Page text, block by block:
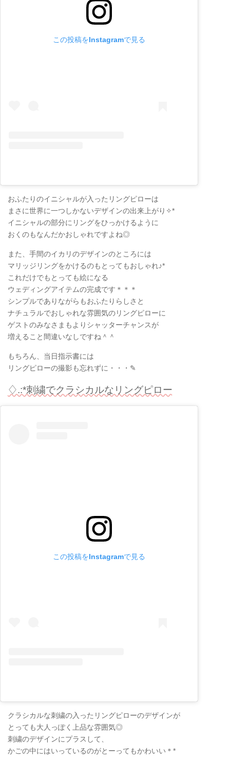
この投稿をInstagramで見る
おふたりのイニシャルが入ったリングピローは
まさに世界に一つしかないデザインの出来上がり✧*
イニシャルの部分にリングをひっかけるように
おくのもなんだかおしゃれですよね◎
また、手間のイカリのデザインのところには
マリッジリングをかけるのもとってもおしゃれ♪*
これだけでもとっても絵になる
ウェディングアイテムの完成です＊＊＊
シンプルでありながらもおふたりらしさと
ナチュラルでおしゃれな雰囲気のリングピローに
ゲストのみなさまもよりシャッターチャンスが
増えること間違いなしですね＾＾
もちろん、当日指示書には
リングピローの撮影も忘れずに・・・✎
♢.:*刺繍でクラシカルなリングピロー
この投稿をInstagramで見る
クラシカルな刺繍の入ったリングピローのデザインが
とっても大人っぽく上品な雰囲気◎
刺繍のデザインにプラスして、
かごの中にはいっているのがとーってもかわいい＊*